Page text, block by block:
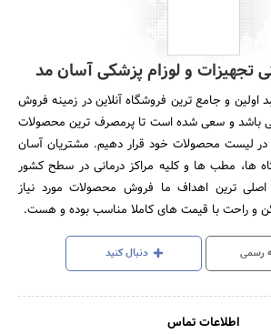
تجهیزات و لوزام پزشکی آسان مد
اولین و جامع ترین فروشگاه آنلاین در زمینه فروش
باشد و سعی شده است تا پرمصرف ترین محصولات
را در لیست محصولات خود قرار دهیم. مشتریان آسان
ها، مطب ها و کلیه مراکز درمانی در سطح کشور
ترین اهداف ما فروش محصولات مورد نیاز
و راحت با قیمت های کاملا مناسب بوده و هست.
رسمی دنبال کنید
اطلاعات تماس